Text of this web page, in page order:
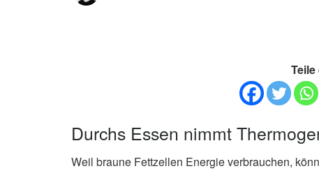
Durchs Essen nimmt
Weil braune Fettzellen Energie verbrauchen,